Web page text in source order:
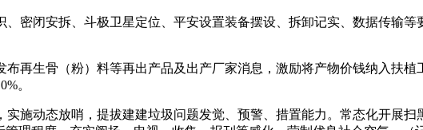
闭安拆、斗极卫星定位、平安设置装备摆设、拆卸记实、数据传输等
生骨（粉）料等再出产品及出产厂家消息，激励将产物价钱纳入扶植
。
动态放哨，提拔建建垃圾问题发觉、预警、措置能力。常态化开展扫